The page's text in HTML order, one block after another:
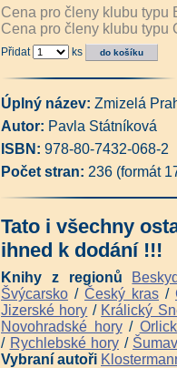
Cena pro členy klubu typu
Cena pro členy klubu typu
Přidat ks
Úplný název: Zmizelá
Autor: Pavla Státníková
ISBN: 978-80-7432-068-2
Počet stran: 236 (formát
Tato i všechny
ihned k dodání !!!
Knihy z regionů
Švýcarsko / Český kras /
Jizerské hory / Králický
Novohradské hory/
/ Rychlebské hory /
Vybraní autoři